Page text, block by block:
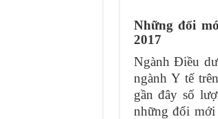
Những đổi
2017
Ngành Điều
ngành Y tế
gần đây số
những đổi